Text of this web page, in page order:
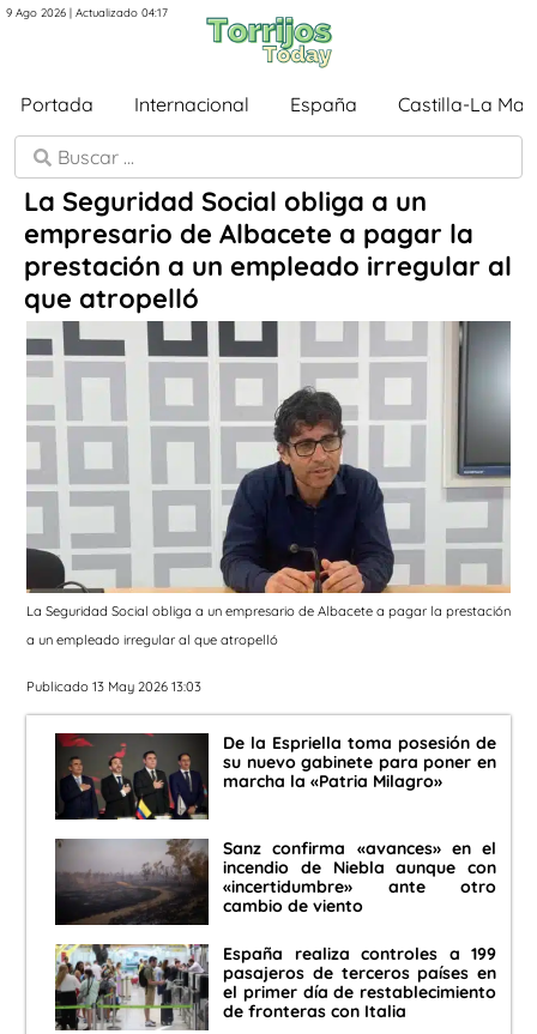
9 Ago 2026 | Actualizado 04:17
Portada Internacional España Castilla-La
La Seguridad Social obliga a un
empresario de Albacete a pagar la
prestación a un empleado irregular al
que atropelló
La Seguridad Social obliga a un empresario de Albacete a pagar la prestación
a un empleado irregular al que atropelló
Publicado 13 May 2026 13:03
De la Espriella toma posesión de
su nuevo gabinete para poner en
marcha la «Patria Milagro»
Sanz confirma «avances» en el
incendio de Niebla aunque con
«incertidumbre» ante otro
cambio de viento
España realiza controles a 199
pasajeros de terceros países en
el primer día de restablecimiento
de fronteras con Italia